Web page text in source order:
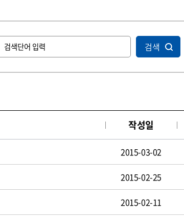
검색
작성일
2015-03-02
2015-02-25
2015-02-11